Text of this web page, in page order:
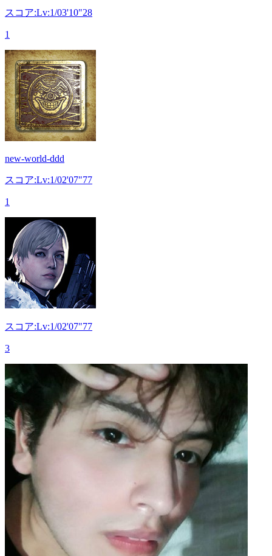
スコア:Lv:1/03'10"28
1
new-world-ddd
スコア:Lv:1/02'07"77
1
スコア:Lv:1/02'07"77
3